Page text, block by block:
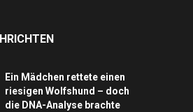
Ein Mädchen rettete einen
riesigen Wolfshund – doch
die DNA-Analyse brachte